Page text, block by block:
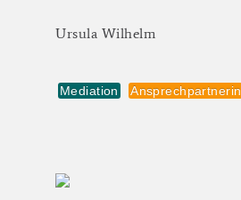
Ursula Wilhelm
Mediation Ansprechpartnerin